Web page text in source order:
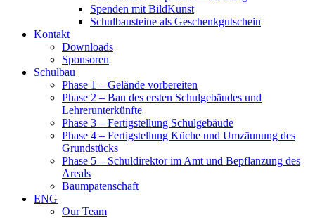
Spenden mit BildKunst
Schulbausteine als Geschenkgutschein
Kontakt
Downloads
Sponsoren
Schulbau
Phase 1 – Gelände vorbereiten
Phase 2 – Bau des ersten Schulgebäudes und
Lehrerunterkünfte
Phase 3 – Fertigstellung Schulgebäude
Phase 4 – Fertigstellung Küche und Umzäunung des
Grundstücks
Phase 5 – Schuldirektor im Amt und Bepflanzung des
Areals
Baumpatenschaft
ENG
Our Team